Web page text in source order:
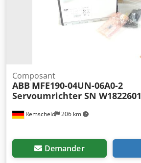
Remscheid 206 km
Composant
ABB MFE190-04UN-06A0-2
Servoumrichter SN
Demander